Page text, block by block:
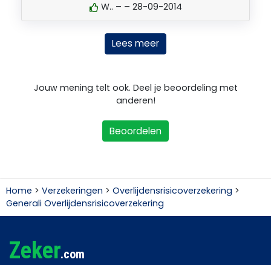
W.. – – 28-09-2014
Lees meer
Jouw mening telt ook. Deel je beoordeling met
anderen!
Beoordelen
Home > Verzekeringen > Overlijdensrisicoverzekering >
Generali Overlijdensrisicoverzekering
Zeker.com